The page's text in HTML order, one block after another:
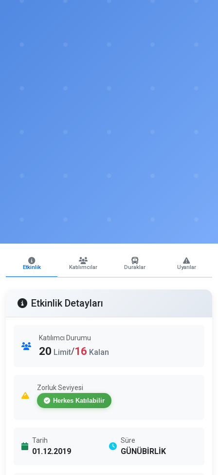
Etkinlik Katılımcılar Duraklar Uyarılar
Etkinlik Detayları
Katılımcı Durumu
20 Limit/16 Kalan
Zorluk Seviyesi
Herkes Katılabilir
Tarih
01.12.2019
Süre
GÜNÜBİRLİK